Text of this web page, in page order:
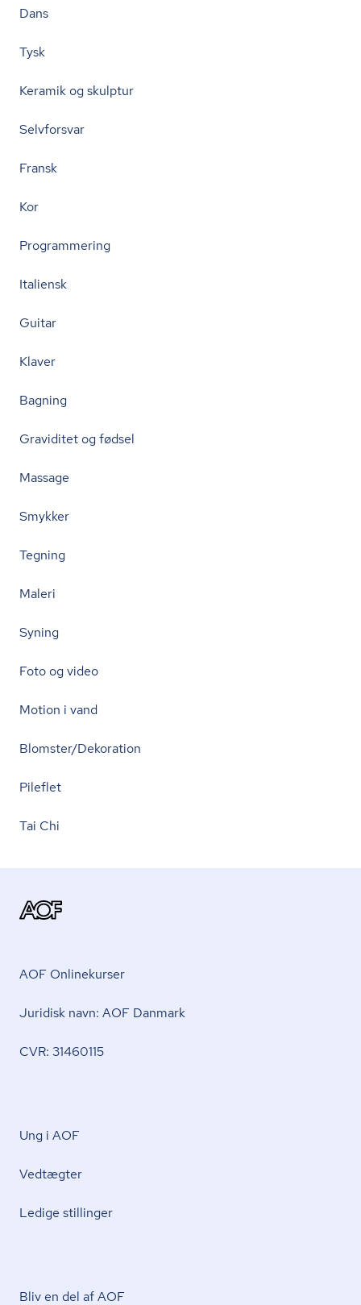
Dans
Tysk
Keramik og skulptur
Selvforsvar
Fransk
Kor
Programmering
Italiensk
Guitar
Klaver
Bagning
Graviditet og fødsel
Massage
Smykker
Tegning
Maleri
Syning
Foto og video
Motion i vand
Blomster/Dekoration
Pileflet
Tai Chi
AOF Onlinekurser
Juridisk navn: AOF Danmark
CVR: 31460115
Ung i AOF
Vedtægter
Ledige stillinger
Bliv en del af AOF